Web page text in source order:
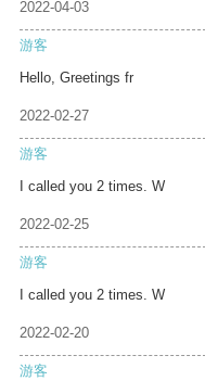
2022-04-03
游客
Hello, Greetings fr
2022-02-27
游客
I called you 2 times. W
2022-02-25
游客
I called you 2 times. W
2022-02-20
游客